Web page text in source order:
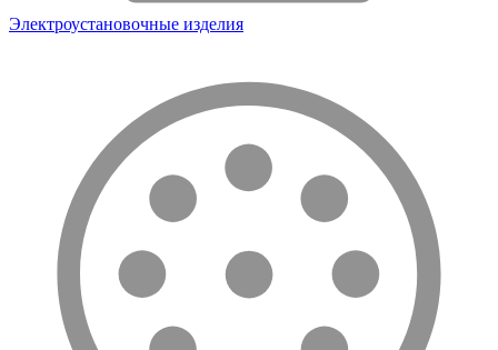
Электроустановочные изделия